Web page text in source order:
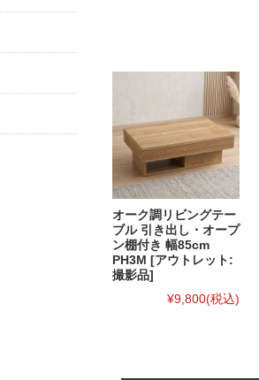
オーク調リビングテー
ブル 引き出し・オープ
ン棚付き 幅85cm
PH3M [アウトレット:
撮影品]
¥9,800(税込)